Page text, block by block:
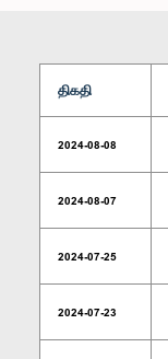
திகதி
2024-08-08
2024-08-07
2024-07-25
2024-07-23